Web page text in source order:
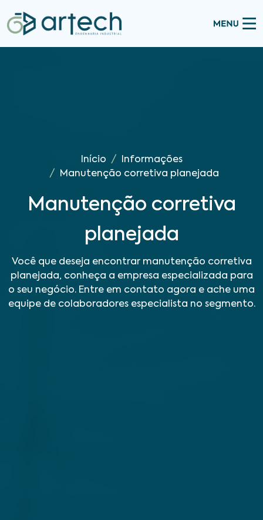
Início
Informações
Manutenção corretiva planejada
Manutenção corretiva
planejada
Você que deseja encontrar manutenção corretiva
planejada, conheça a empresa especializada para
o seu negócio. Entre em contato agora e ache uma
equipe de colaboradores especialista no segmento.